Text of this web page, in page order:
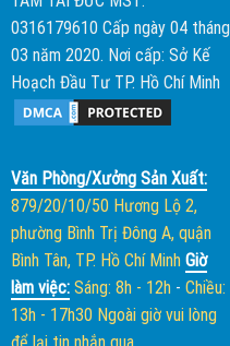
0316179610 Cấp ngày 04 tháng
03 năm 2020. Nơi cấp: Sở Kế
Hoạch Đầu Tư TP. Hồ Chí Minh
Văn Phòng/Xưởng Sản Xuất:
879/20/10/50 Hương Lộ 2,
phường Bình Trị Đông A, quận
Bình Tân, TP. Hồ Chí Minh Giờ
làm việc: Sáng: 8h - 12h- Chiều:
13h - 17h30 Ngoài giờ vui lòng